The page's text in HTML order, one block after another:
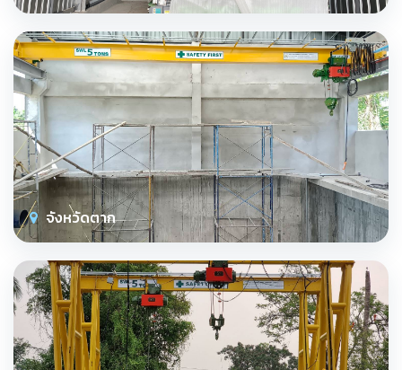
จังหวัดตาก